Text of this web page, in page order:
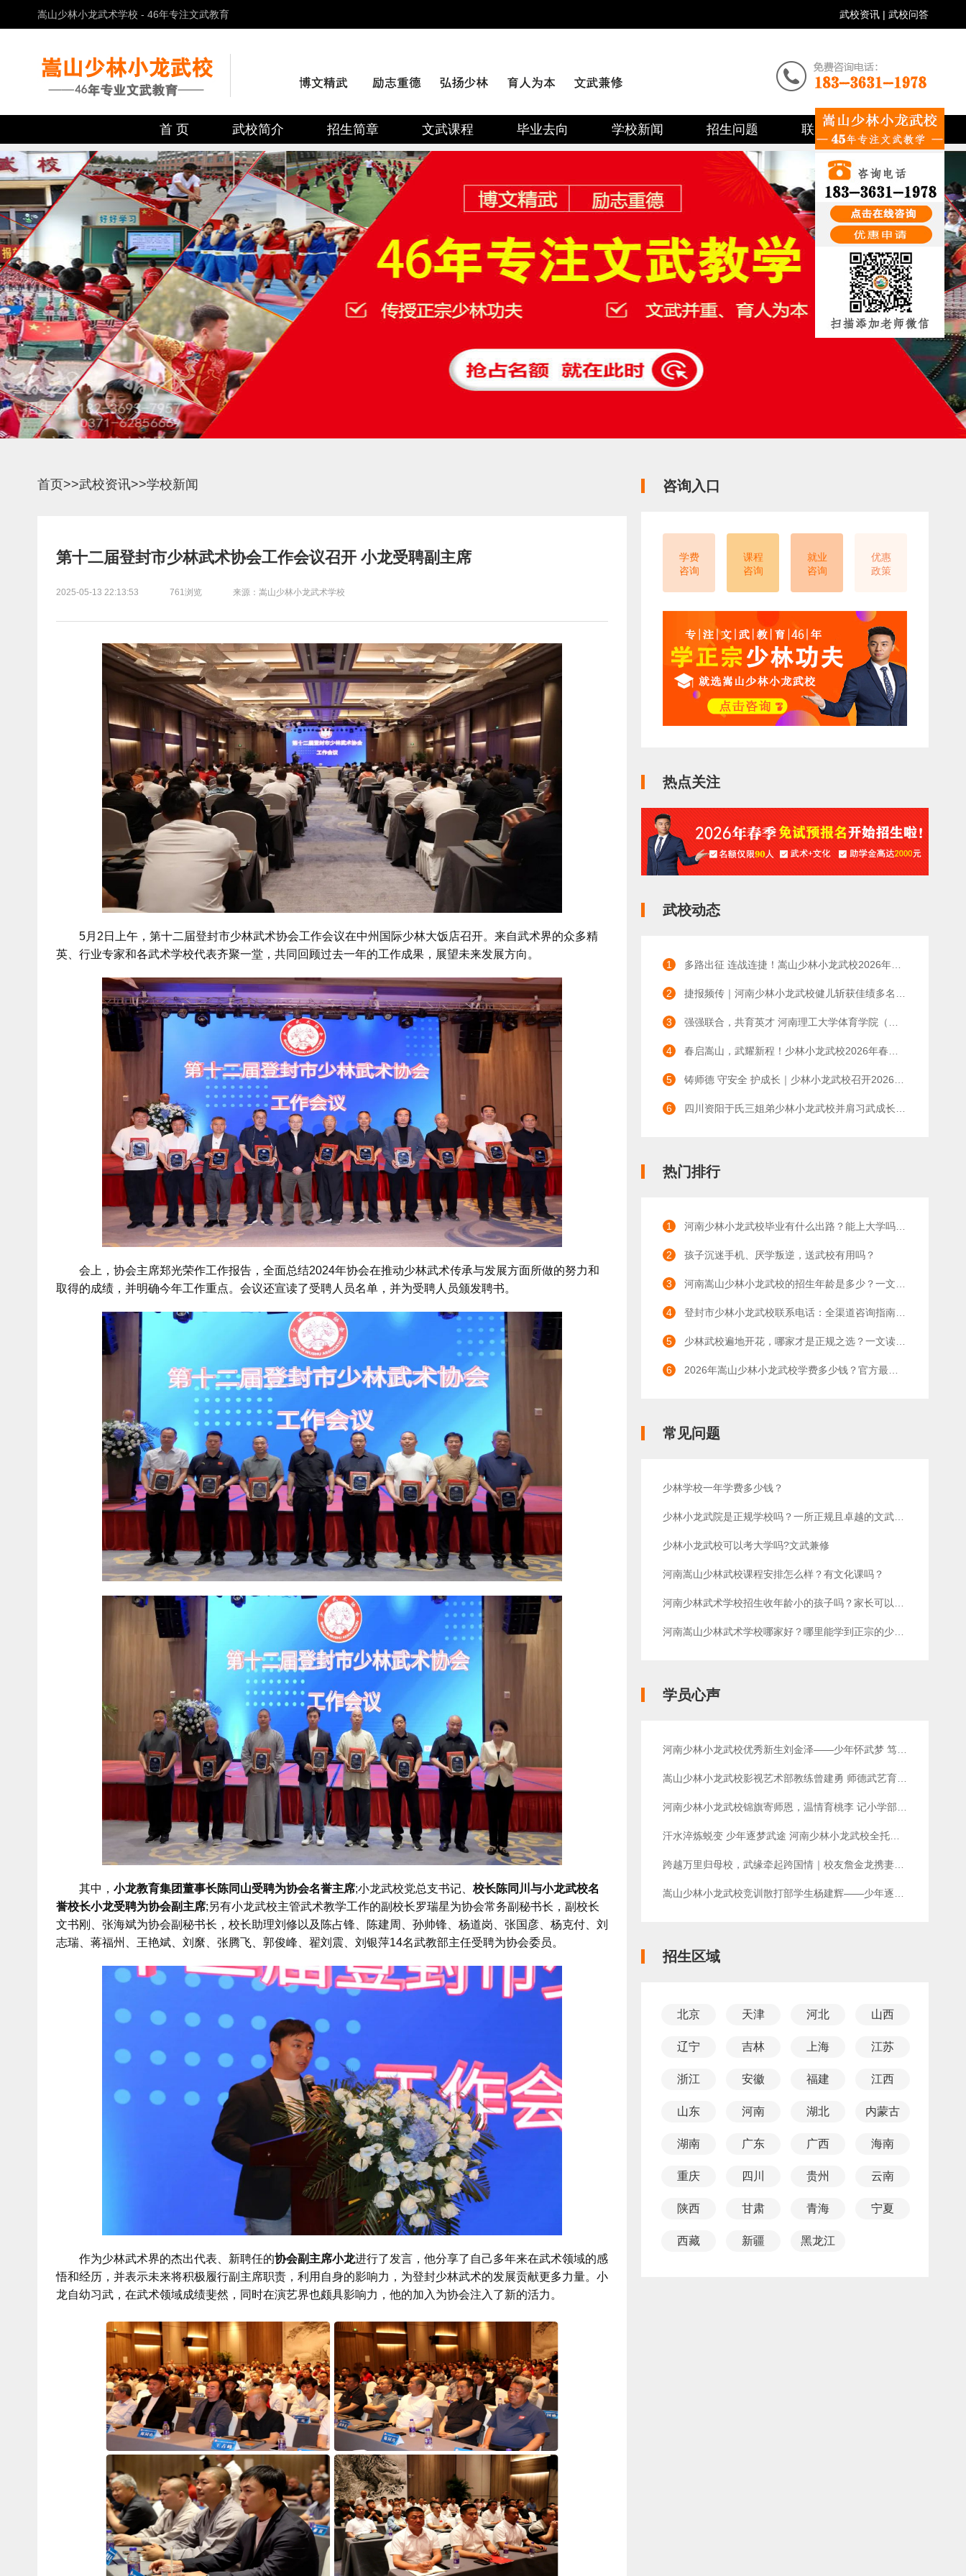
嵩山少林小龙武术学校 - 46年专注文武教育 武校资讯 | 武校问答
首 页 武校简介 招生简章 文武课程 毕业去向 学校新闻 招生问题 联系我们
首页>>武校资讯>>学校新闻
第十二届登封市少林武术协会工作会议召开 小龙受聘副主席
2025-05-13 22:13:53 761浏览 来源：嵩山少林小龙武术学校
5月2日上午，第十二届登封市少林武术协会工作会议在中州国际少林大饭店召开。来自武术界的众多精
英、行业专家和各武术学校代表齐聚一堂，共同回顾过去一年的工作成果，展望未来发展方向。
会上，协会主席郑光荣作工作报告，全面总结2024年协会在推动少林武术传承与发展方面所做的努力和
取得的成绩，并明确今年工作重点。会议还宣读了受聘人员名单，并为受聘人员颁发聘书。
其中， 小龙教育集团董事长陈同山受聘为协会名誉主席;小龙武校党总支书记、 校长陈同川与小龙武校名
誉校长小龙受聘为协会副主席;另有小龙武校主管武术教学工作的副校长罗瑞星为协会常务副秘书长，副校长
文书刚、张海斌为协会副秘书长，校长助理刘修以及陈占锋、陈建周、孙帅锋、杨道岗、张国彦、杨克付、刘
志瑞、蒋福州、王艳斌、刘縻、张腾飞、郭俊峰、翟刘震、刘银萍14名武教部主任受聘为协会委员。
作为少林武术界的杰出代表、新聘任的协会副主席小龙进行了发言，他分享了自己多年来在武术领域的感
悟和经历，并表示未来将积极履行副主席职责，利用自身的影响力，为登封少林武术的发展贡献更多力量。小
龙自幼习武，在武术领域成绩斐然，同时在演艺界也颇具影响力，他的加入为协会注入了新的活力。
咨询入口
学费
咨询
课程
咨询
就业
咨询
优惠
政策
热点关注
武校动态
1
2
3
4
5
6
热门排行
1
2 孩子沉迷手机、厌学叛逆，送武校有用吗？
3
4
5
6
常见问题
少林学校一年学费多少钱？
少林小龙武校可以考大学吗?文武兼修
河南嵩山少林武校课程安排怎么样？有文化课吗？
学员心声
招生区域
北京 天津 河北 山西
辽宁 吉林 上海 江苏
浙江 安徽 福建 江西
山东 河南 湖北 内蒙古
湖南 广东 广西 海南
重庆 四川 贵州 云南
陕西 甘肃 青海 宁夏
西藏 新疆 黑龙江